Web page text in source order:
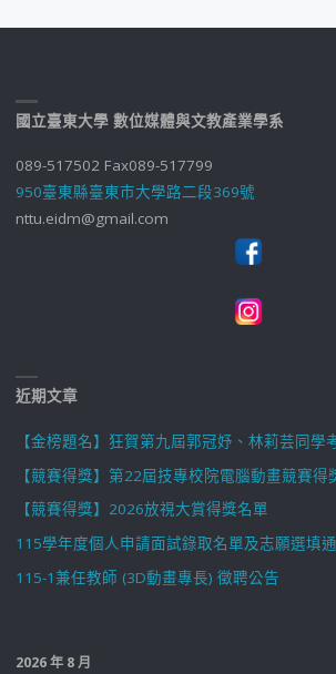
國立臺東大學 數位媒體與文教產業學系
089-517502 Fax089-517799
950臺東縣臺東市大學路二段369號
nttu.eidm@gmail.com
近期文章
【金榜題名】狂賀第九屆郭冠妤、林莉芸同學
【競賽得獎】第22屆技專校院電腦動畫競賽得
【競賽得獎】2026放視大賞得獎名單
115學年度個人申請面試錄取名單及志願選填
115-1兼任教師 (3D動畫專長) 徵聘公告
2026 年 8 月